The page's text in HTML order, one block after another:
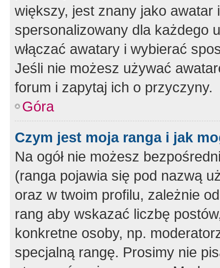
większy, jest znany jako
spersonalizowany dla każdego
włączać awatary i wybierać
Jeśli nie możesz używać
forum i zapytaj ich o przyczyny.
Góra
Czym jest moja ranga i jak
Na ogół nie możesz
(ranga pojawia się pod nazwą
oraz w twoim profilu, zależnie
rang aby wskazać liczbę
konkretne osoby, np.
specjalną rangę. Prosimy nie